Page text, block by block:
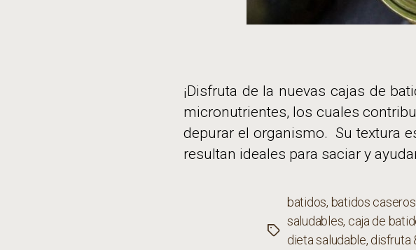
¡Disfruta de la nuevas cajas de
micronutrientes, los cuales
depurar el organismo. Su textura
resultan ideales para saciar y
Etiquetas
batidos, batidos caseros
saludables, caja de
dieta saludable, disfruta